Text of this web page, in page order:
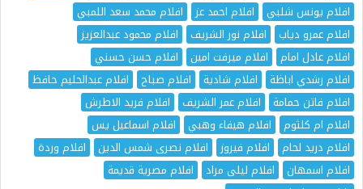
افلام يونس شلبي
افلام احمد عز
افلام محمد سعد اللمبي
افلام عمرو دياب
افلام نور الشريف
افلام محمود عبدالعزيز
افلام عادل امام
افلام ميرفت امين
افلام حسن حسني
افلام رشدي اباظة
افلام شادية افلام صباح
افلام عبدالحليم حافظ
افلام فاتن حمامة
افلام عمر الشريف
افلام فريد الاطرش
افلام ام كلثوم
افلام هيفاء وهبي
افلام اسماعيل يس
افلام دريد لحام
افلام فيروز افلام نصرى شمس الدين
افلام وردة
افلام اسمهان
افلام ليلى مراد
افلام مصرية قديمة